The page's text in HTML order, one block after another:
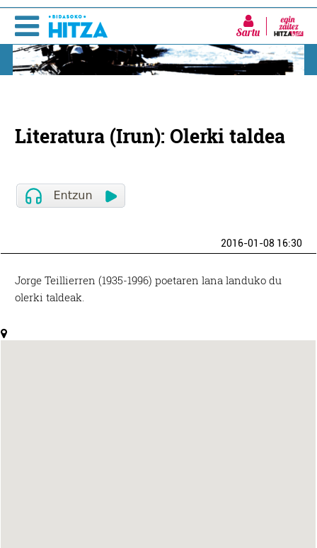
Sartu
Literatura (Irun): Olerki taldea
2016-01-08 16:30
Jorge Teillierren (1935-1996) poetaren lana landuko du
olerki taldeak.